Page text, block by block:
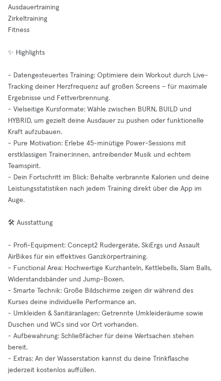
Ausdauertraining
Zirkeltraining
Fitness
✨ Highlights
- Datengesteuertes Training: Optimiere dein Workout durch Live-
Tracking deiner Herzfrequenz auf großen Screens – für maximale
Ergebnisse und Fettverbrennung.
- Vielseitige Kursformate: Wähle zwischen BURN, BUILD und
HYBRID, um gezielt deine Ausdauer zu pushen oder funktionelle
Kraft aufzubauen.
- Pure Motivation: Erlebe 45-minütige Power-Sessions mit
erstklassigen Trainer:innen, antreibender Musik und echtem
Teamspirit.
- Dein Fortschritt im Blick: Behalte verbrannte Kalorien und deine
Leistungsstatistiken nach jedem Training direkt über die App im
Auge.
🛠️ Ausstattung
- Profi-Equipment: Concept2 Rudergeräte, SkiErgs und Assault
AirBikes für ein effektives Ganzkörpertraining.
- Functional Area: Hochwertige Kurzhanteln, Kettlebells, Slam Balls,
Widerstandsbänder und Jump-Boxen.
- Smarte Technik: Große Bildschirme zeigen dir während des
Kurses deine individuelle Performance an.
- Umkleiden & Sanitäranlagen: Getrennte Umkleideräume sowie
Duschen und WCs sind vor Ort vorhanden.
- Aufbewahrung: Schließfächer für deine Wertsachen stehen
bereit.
- Extras: An der Wasserstation kannst du deine Trinkflasche
jederzeit kostenlos auffüllen.